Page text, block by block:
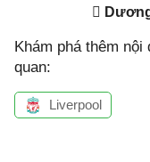
Khám phá thêm nội
quan:
Liverpool